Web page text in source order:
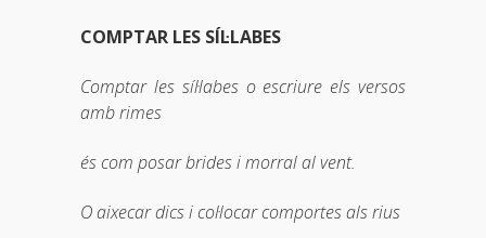
COMPTAR LES SÍL·LABES
Comptar les síl·labes o escriure els versos
amb rimes
és com posar brides i morral al vent.
O aixecar dics i col·locar comportes als rius